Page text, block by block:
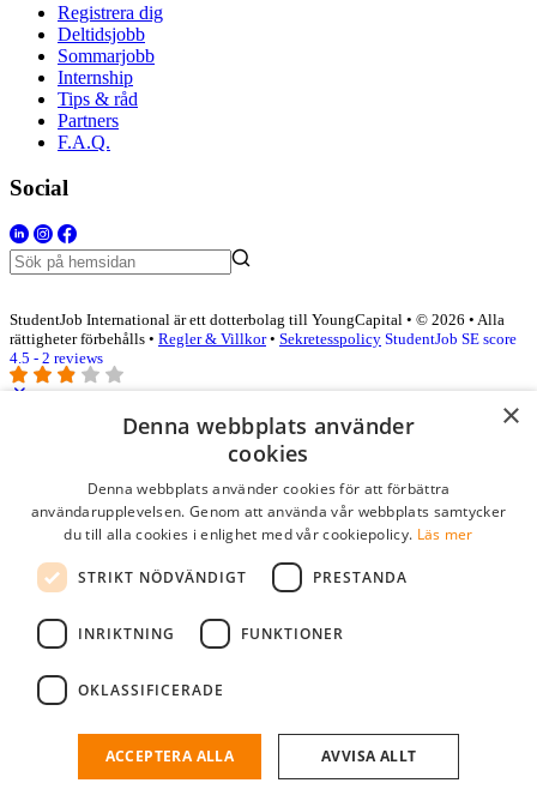
Registrera dig
Deltidsjobb
Sommarjobb
Internship
Tips & råd
Partners
F.A.Q.
Social
StudentJob International är ett dotterbolag till YoungCapital • © 2026 • Alla
rättigheter förbehålls • Regler & Villkor• Sekretesspolicy StudentJob SE score
4.5 - 2 reviews
Logga in som företag
Lösenord
kom ihåg mig
logga in
Kostnadsfri företagsprofil
och söka efter passande kandidater till ditt företag.
×
Denna webbplats använder
cookies
Denna webbplats använder cookies för att förbättra
användarupplevelsen. Genom att använda vår webbplats samtycker
du till alla cookies i enlighet med vår cookiepolicy. Läs mer
STRIKT NÖDVÄNDIGT PRESTANDA
INRIKTNING FUNKTIONER
OKLASSIFICERADE
ACCEPTERA ALLA AVVISA ALLT